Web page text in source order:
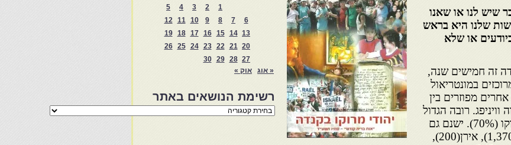
שיש לנו או שאנו
שלנו היא בראש
או שלא
זה חמישים שנה,
33,000 נפש, המרוכזים במונטריאול
(8,500), בעוד אחרים מפוזרים בין
דרך אוטווה וויניפג. רובה הגדול
של האוכלוסייה הזאת מוצאה ממרוקו (70%). ישנם גם
יהודים יוצאי מצרים, לבנון ועירק (1,370), אירן(200),
1
2
3
4
5
6
7
8
9
10
11
12
13
14
15
16
17
18
19
20
21
22
23
24
25
26
27
28
29
30
« אוג
אוק »
רשימת הנושאים באתר
רשימת
הנושאים